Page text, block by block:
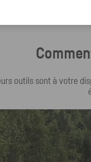
outils sont à votre